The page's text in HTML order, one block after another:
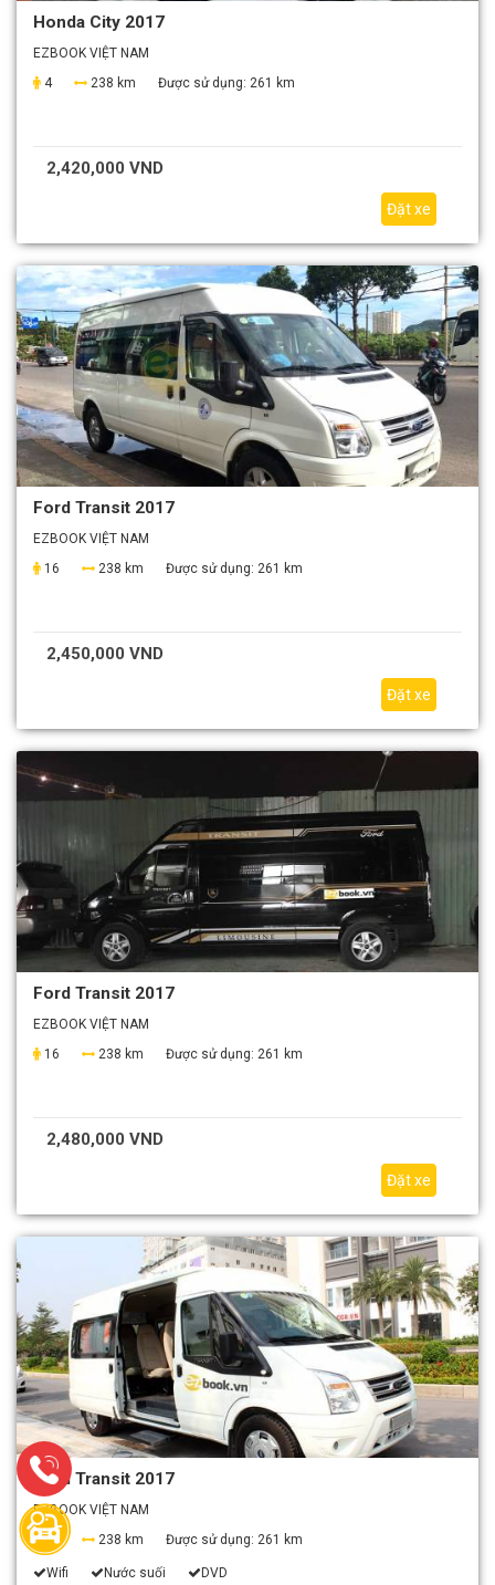
Honda City 2017
EZBOOK VIỆT NAM
4
238 km Được sử dụng: 261 km
2,420,000 VND
Đặt xe
Ford Transit 2017
EZBOOK VIỆT NAM
16
238 km Được sử dụng: 261 km
2,450,000 VND
Đặt xe
Ford Transit 2017
EZBOOK VIỆT NAM
16
238 km Được sử dụng: 261 km
2,480,000 VND
Đặt xe
Ford Transit 2017
EZBOOK VIỆT NAM
16
238 km Được sử dụng: 261 km
Wifi Nước suối DVD